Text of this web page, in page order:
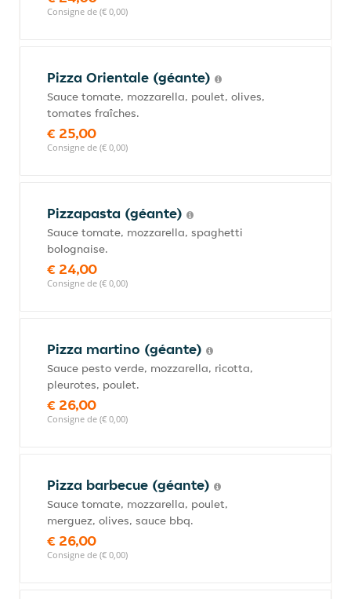
Consigne de (€ 0,00)
Pizza Orientale (géante)
Sauce tomate, mozzarella, poulet, olives,
tomates fraîches.
€ 25,00
Consigne de (€ 0,00)
Pizzapasta (géante)
Sauce tomate, mozzarella, spaghetti
bolognaise.
€ 24,00
Consigne de (€ 0,00)
Pizza martino (géante)
Sauce pesto verde, mozzarella, ricotta,
pleurotes, poulet.
€ 26,00
Consigne de (€ 0,00)
Pizza barbecue (géante)
Sauce tomate, mozzarella, poulet,
merguez, olives, sauce bbq.
€ 26,00
Consigne de (€ 0,00)